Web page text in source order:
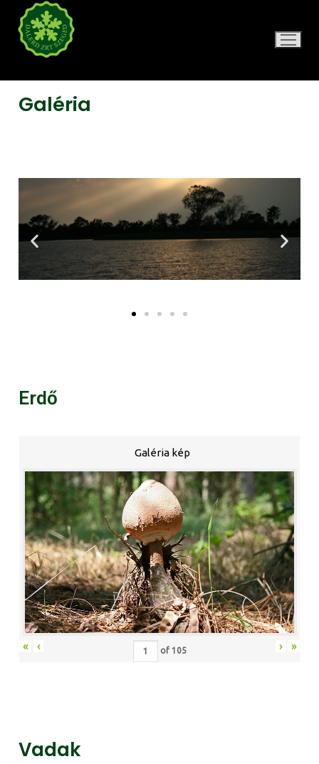
Galéria
Erdő
Galéria kép
« ‹ of 105 › »
Vadak